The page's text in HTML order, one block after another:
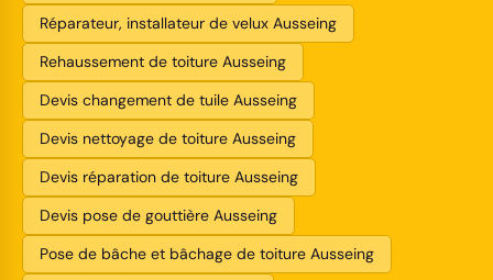
Réparateur, installateur de velux Ausseing
Rehaussement de toiture Ausseing
Devis changement de tuile Ausseing
Devis nettoyage de toiture Ausseing
Devis réparation de toiture Ausseing
Devis pose de gouttière Ausseing
Pose de bâche et bâchage de toiture Ausseing